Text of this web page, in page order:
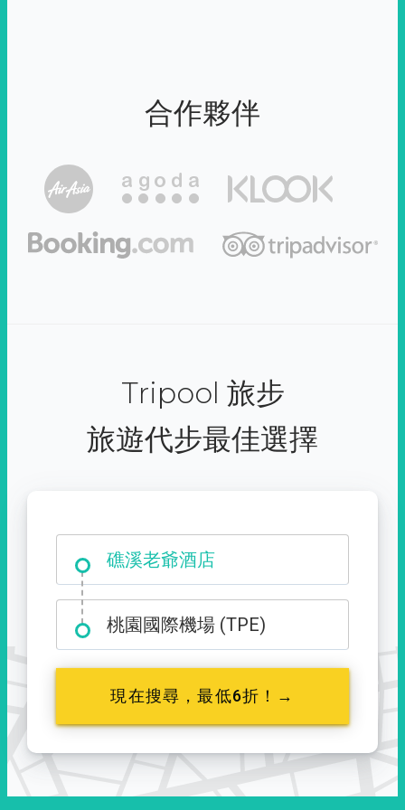
合作夥伴
Tripool 旅步
旅遊代步最佳選擇
礁溪老爺酒店
桃園國際機場 (TPE)
現在搜尋，最低6折！→